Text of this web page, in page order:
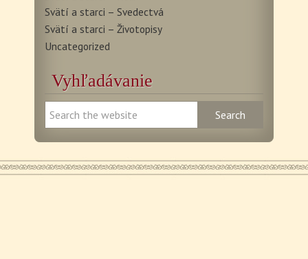
Svätí a starci – Svedectvá
Svätí a starci – Životopisy
Uncategorized
Vyhľadávanie